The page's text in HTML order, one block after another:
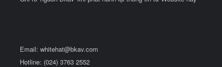
Email: whitehat@bkav.com
Hotline: (024) 3763 2552